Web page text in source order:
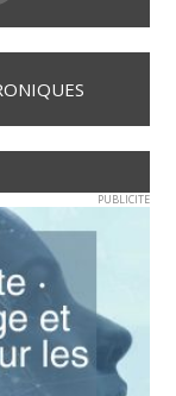
PUBLICITE